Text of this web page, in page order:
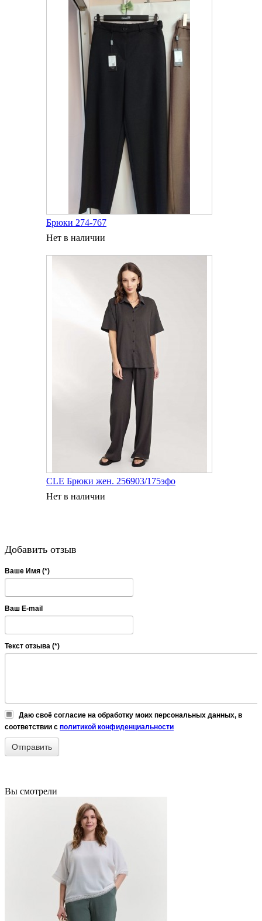
Брюки 274-767
Нет в наличии
CLE Брюки жен. 256903/175эфо
Нет в наличии
Добавить отзыв
Ваше Имя (*)
Ваш E-mail
Текст отзыва (*)
Даю своё согласие на обработку моих персональных данных, в
соответствии с политикой конфиденциальности
Вы смотрели